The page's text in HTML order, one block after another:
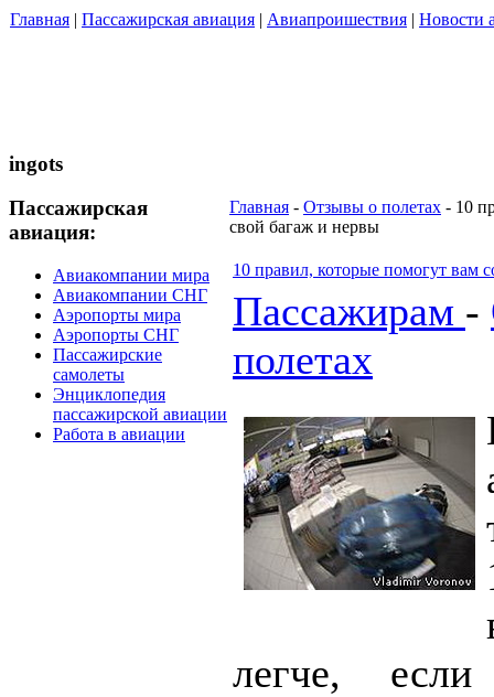
Главная | Пассажирская авиация | Авиапроишествия | Новости
ingots
Пассажирская
авиация:
Авиакомпании мира
Авиакомпании СНГ
Аэропорты мира
Аэропорты СНГ
Пассажирские
самолеты
Энциклопедия
пассажирской авиации
Работа в авиации
Главная - Отзывы о полетах - 10
свой багаж и нервы
10 правил, которые помогут вам
Пассажирам -
полетах
легче,